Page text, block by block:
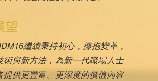
望
繼續秉持初心，擁抱變革，
術與新方法，為新一代職場人士
提供更豐富、更深度的價值內容